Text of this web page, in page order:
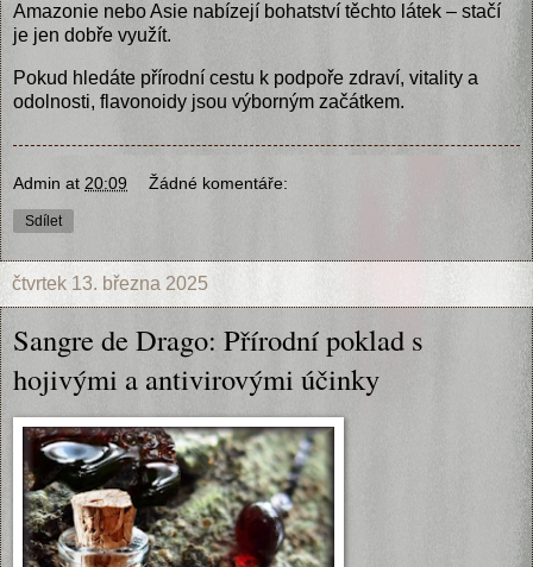
Amazonie nebo Asie nabízejí bohatství těchto látek – stačí
je jen dobře využít.
Pokud hledáte přírodní cestu k podpoře zdraví, vitality a
odolnosti, flavonoidy jsou výborným začátkem.
Admin at 20:09 Žádné komentáře:
Sdílet
čtvrtek 13. března 2025
Sangre de Drago: Přírodní poklad s
hojivými a antivirovými účinky